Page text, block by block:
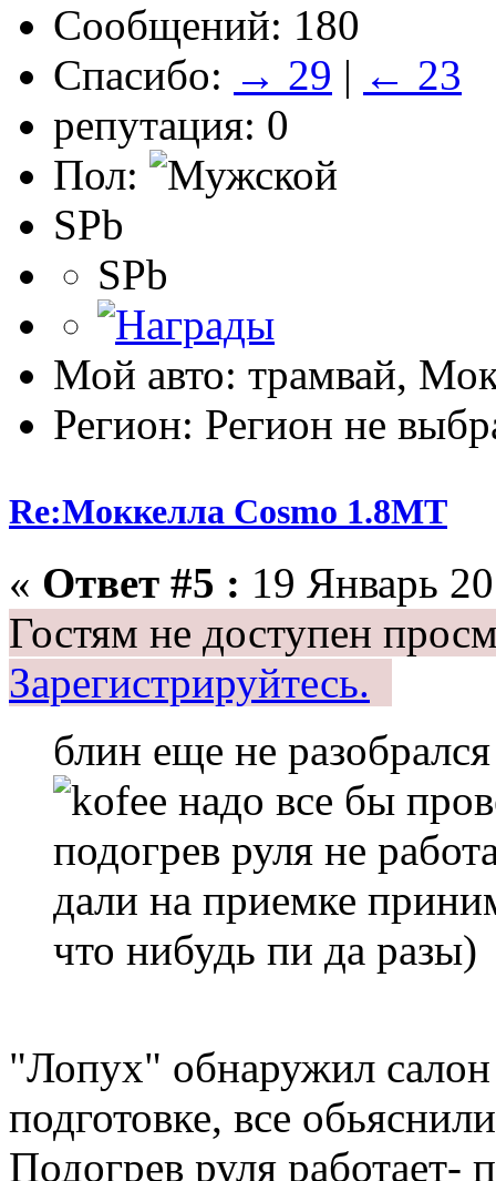
Сообщений: 180
Спасибо: → 29 | ← 23
репутация: 0
Пол:
SPb
SPb
Мой авто: трамвай,
Регион: Регион не
Re:Моккелла Cosmo 1.8МТ
« Ответ #5 : 19 Январь
Гостям не доступен
Зарегистрируйтесь.
блин еще не
надо все бы
подогрев руля не
дали на приемке
что нибудь пи да разы)
"Лопух" обнаружил
подготовке, все
Подогрев руля работает-